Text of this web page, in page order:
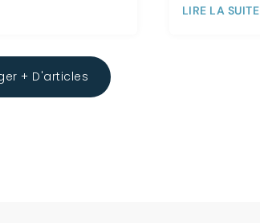
LIRE LA SUITE
+ D'articles